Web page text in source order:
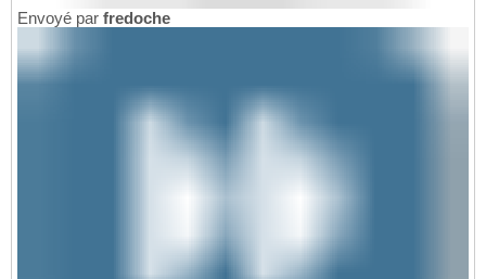
Envoyé par fredoche